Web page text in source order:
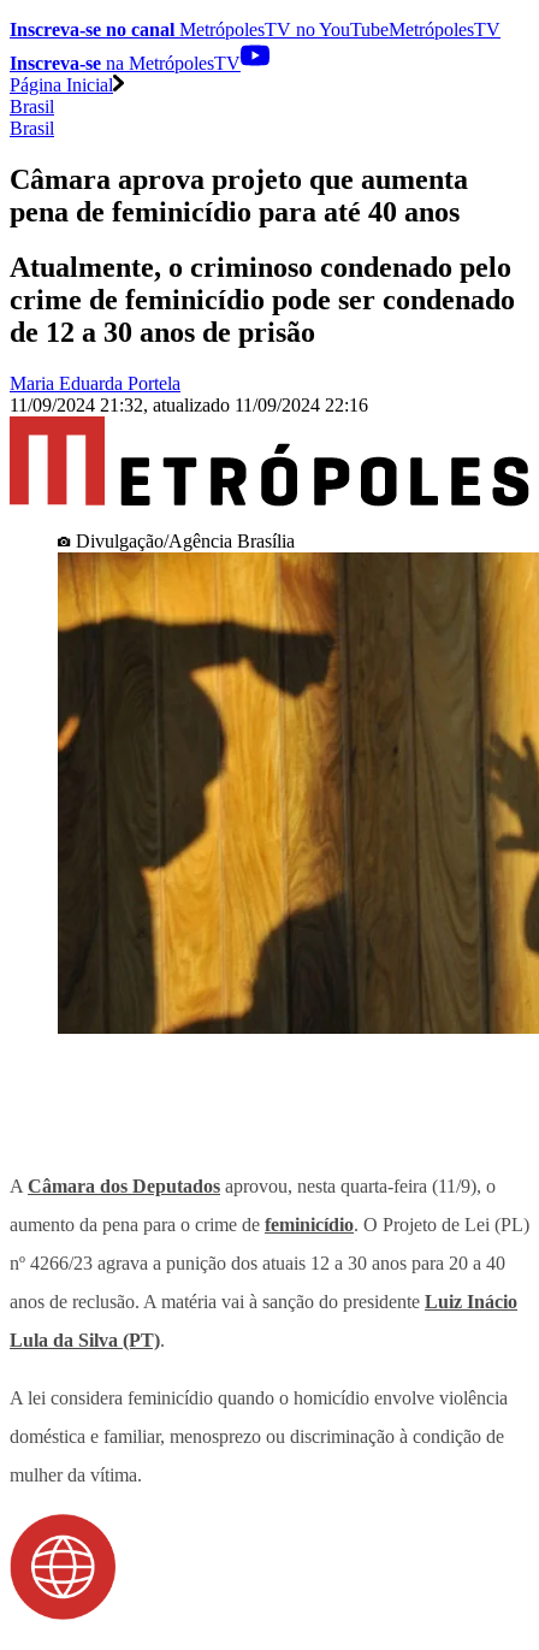
Inscreva-se no canal MetrópolesTV noYouTubeMetrópolesTV
Inscreva-se na MetrópolesTV
Página Inicial
Brasil
Brasil
Câmara aprova projeto que aumenta
pena de feminicídio para até 40 anos
Atualmente, o criminoso condenado pelo
crime de feminicídio pode ser condenado
de 12 a 30 anos de prisão
Maria Eduarda Portela
11/09/2024 21:32, atualizado 11/09/2024 22:16
Divulgação/Agência Brasília
A Câmara dos Deputados aprovou, nesta quarta-feira (11/9), o
aumento da pena para o crime de feminicídio. O Projeto de Lei (PL)
nº 4266/23 agrava a punição dos atuais 12 a 30 anos para 20 a 40
anos de reclusão. A matéria vai à sanção do presidente Luiz Inácio
Lula da Silva (PT).
A lei considera feminicídio quando o homicídio envolve violência
doméstica e familiar, menosprezo ou discriminação à condição de
mulher da vítima.